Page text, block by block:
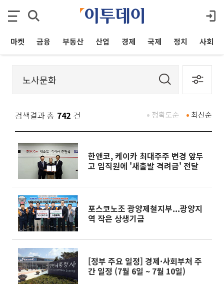
마켓 금융 부동산 산업 경제 국제 정치 사회
검색결과 총 742 건 최신순
정확도순
한앤코, 케이카 최대주주 변경 앞두
고 임직원에 '새출발 격려금' 전달
포스코노조 광양제철지부...광양지
역 작은 상생기금
[정부 주요 일정] 경제·사회부처 주
간 일정 (7월 6일 ~ 7월 10일)